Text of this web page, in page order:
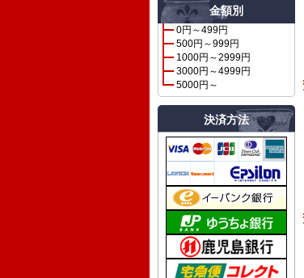
金額別
0円～499円
500円～999円
1000円～2999円
3000円～4999円
5000円～
決済方法